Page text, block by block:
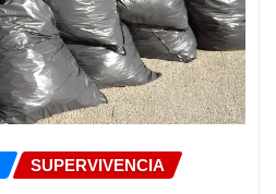
SUPERVIVENCIA